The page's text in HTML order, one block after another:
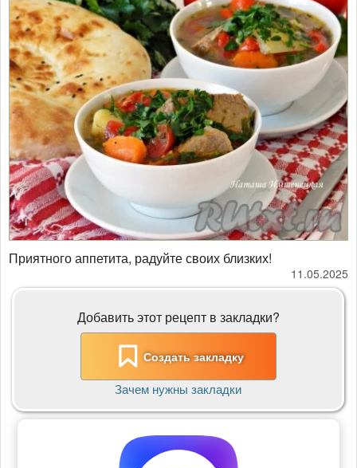
Приятного аппетита, радуйте своих близких!
11.05.2025
Добавить этот рецепт в закладки?
Создать закладку
Зачем нужны закладки